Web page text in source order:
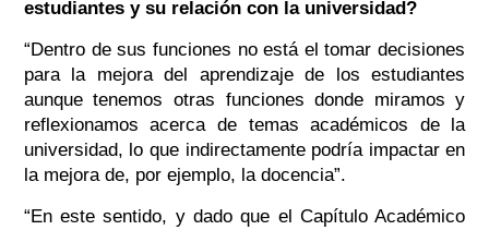
estudiantes y su relación con la universidad?
“Dentro de sus funciones no está el tomar decisiones
para la mejora del aprendizaje de los estudiantes
aunque tenemos otras funciones donde miramos y
reflexionamos acerca de temas académicos de la
universidad, lo que indirectamente podría impactar en
la mejora de, por ejemplo, la docencia”.
“En este sentido, y dado que el Capítulo Académico